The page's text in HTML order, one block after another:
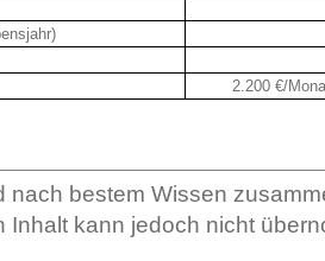
2.200 €/
nach bestem Wissen
Inhalt kann jedoch nicht